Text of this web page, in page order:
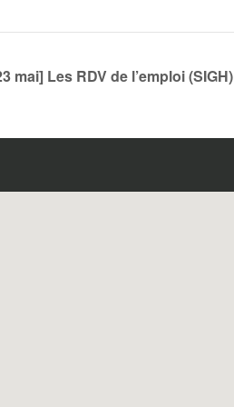
mai] Les RDV de l’emploi (SIGH)